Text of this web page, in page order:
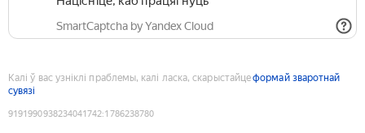
SmartCaptcha by Yandex Cloud
Калі ў вас узніклі праблемы, калі ласка, скарыстайцеформай зваротнай
сувязі
9191990938234041742:1786238780